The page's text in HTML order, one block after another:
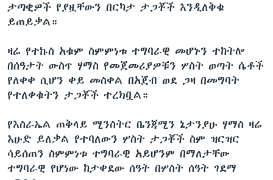
ታጣቂዎች የያዟቸውን በርካታ ታጋቾች እንዲለቅቁ
ይጠይቃል።
ዛሬ የተኩስ አቁም ስምምነቱ ተግባራዊ መሆኑን ተከትሎ
በሰዓታት ውስጥ ሃማስ የመጀመሪያዎቹን ሦስት ወጣት ሴቶች
የለቀቀ ሲሆን ቀይ መስቀል በአጀብ ወደ ጋዛ በመግባት
የተለቀቁትን ታጋቾች ተረክቧል።
የእስራኤል ጠቅላይ ሚንስትር ቤንጃሚን ኔታንያሁ ሃማስ ዛሬ
እሁድ ይለቃል የተባለውን ሦስት ታጋቾች ስም ዝርዝር
ሳይሰጠን ስምምነቱ ተግባራዊ አይሆንም በማለታቸው
ተግባራዊ የሆነው ከታቀደው ሰዓት በሦስት ሰዓት ገደማ